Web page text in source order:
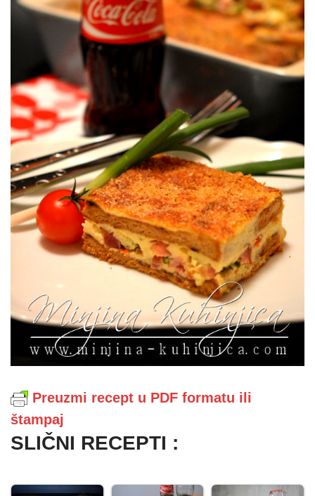
Preuzmi recept u PDF formatu ili
štampaj
SLIČNI RECEPTI :